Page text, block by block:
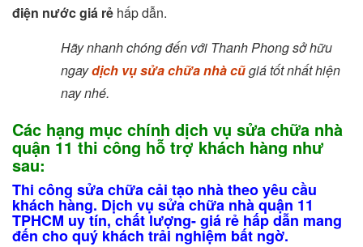
điện nước giá rẻ hấp dẫn.
Hãy nhanh chóng đến với Thanh Phong sở hữu
ngaydịch vụ sửa chữa nhà cũgiá tốt nhất hiện
nay nhé.
Các hạng mục chính dịch vụ sửa chữa nhà
quận 11 thi công hỗ trợ khách hàng như
sau:
Thi công sửa chữa cải tạo nhà theo yêu cầu
khách hàng. Dịch vụ sửa chữa nhà quận 11
TPHCM uy tín, chất lượng- giá rẻ hấp dẫn mang
đến cho quý khách trải nghiệm bất ngờ.